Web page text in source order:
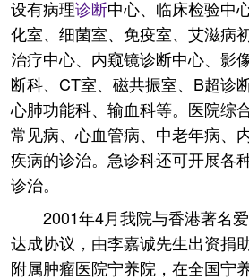
设有病理诊断中心、临床检验中
化室、细菌室、免疫室、艾滋病
治疗中心、内窥镜诊断中心、影
断科、CT室、磁共振室、B超诊
心肺功能科、输血科等。医院综
常见病、心血管病、中老年病、
疾病的诊治。急诊科还可开展各
诊治。
2001年4月我院与香港著名
达成协议，由李嘉诚先生出资捐
附属肿瘤医院宁养院，在全国宁